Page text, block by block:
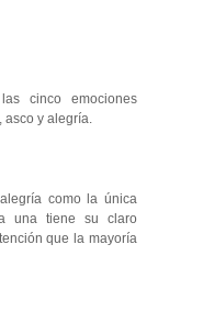
cinco emociones
asco y alegría.
como la única
una tiene su claro
que la mayoría